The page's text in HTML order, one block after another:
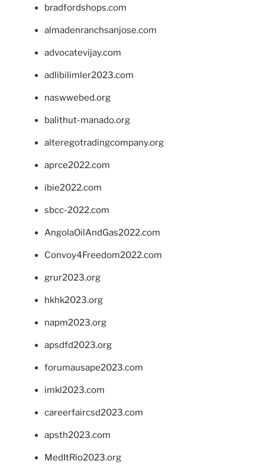
bradfordshops.com
almadenranchsanjose.com
advocatevijay.com
adlibilimler2023.com
naswwebed.org
balithut-manado.org
alteregotradingcompany.org
aprce2022.com
ibie2022.com
sbcc-2022.com
AngolaOilAndGas2022.com
Convoy4Freedom2022.com
grur2023.org
hkhk2023.org
napm2023.org
apsdfd2023.org
forumausape2023.com
imkl2023.com
careerfaircsd2023.com
apsth2023.com
MedItRio2023.org